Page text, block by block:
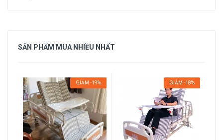
SẢN PHẨM MUA NHIỀU NHẤT
GIẢM -19% GIẢM -18%